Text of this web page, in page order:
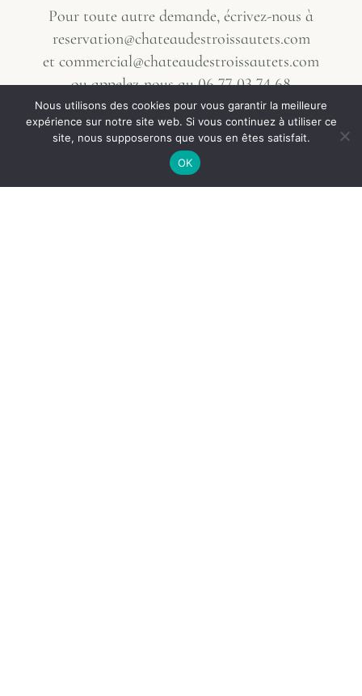
Pour toute autre demande, écrivez-nous à
reservation@chateaudestroissautets.com
et commercial@chateaudestroissautets.com
ou appelez-nous au06 77 03 74 68
L’abus d’alcool est dangereux pour la santé, à
consommer avec modération
English
Nous utilisons des cookies pour vous garantir la meilleure
expérience sur notre site web. Si vous continuez à utiliser ce
site, nous supposerons que vous en êtes satisfait.
OK